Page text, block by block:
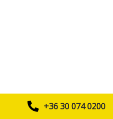
+36 30 074 0200